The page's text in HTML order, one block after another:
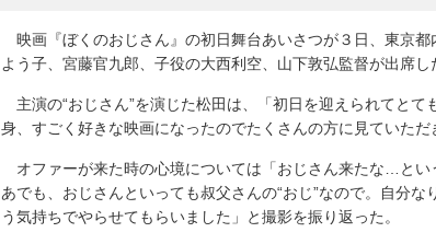
映画『ぼくのおじさん』の初日舞台あいさつが３日、東京
よう子、宮藤官九郎、子役の大西利空、山下敦弘監督が出席し
主演の“おじさん”を演じた松田は、「初日を迎えられてとて
身、すごく好きな映画になったのでたくさんの方に見ていただ
オファーが来た時の心境については「おじさん来たな…とい
あでも、おじさんといっても叔父さんの“おじ”なので。自分
う気持ちでやらせてもらいました」と撮影を振り返った。